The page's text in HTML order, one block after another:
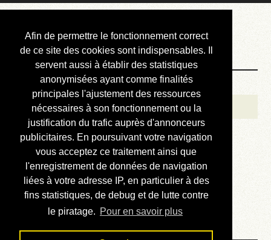
Afin de permettre le fonctionnement correct
de ce site des cookies sont indispensables. Il
servent aussi à établir des statistiques
anonymisées ayant comme finalités
principales l'ajustement des ressources
nécessaires à son fonctionnement ou la
justification du trafic auprès d'annonceurs
publicitaires. En poursuivant votre navigation
vous acceptez ce traitement ainsi que
l'enregistrement de données de navigation
liées à votre adresse IP, en particulier à des
fins statistiques, de debug et de lutte contre
le piratage. Pour en savoir plus
Courbis, « LE »
Blog Officiel
Bienvenue
Réalisations
Divers (et d’été)
Annonces
Liens externes
Téléchargement
Contact